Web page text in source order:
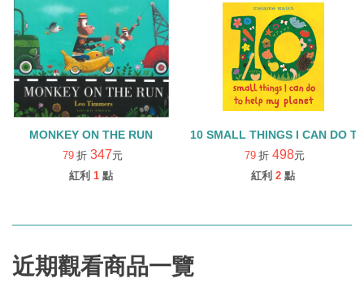
MONKEY ON THE RUN
79 折 347元
紅利 1 點
10 SMALL THINGS I CAN DO
79 折 498元
紅利 2 點
近期觀看商品一覽